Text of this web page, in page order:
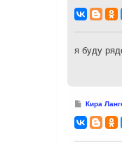
о
б
и
я буду
С
о
б
Кира